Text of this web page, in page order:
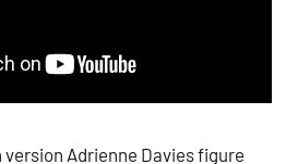
version Adrienne Davies figure